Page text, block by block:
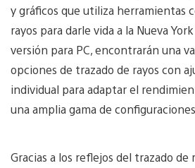
y gráficos que utiliza herramientas
rayos para darle vida a la Nueva
versión para PC, encontrarán una
opciones de trazado de rayos con
individual para adaptar el
una amplia gama de
Gracias a los reflejos del trazado de